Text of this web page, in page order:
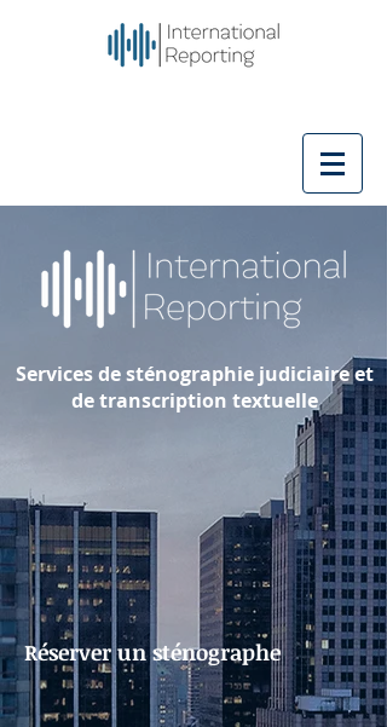
Services de sténographie judiciaire et
de transcription textuelle
Réserver unsténographe